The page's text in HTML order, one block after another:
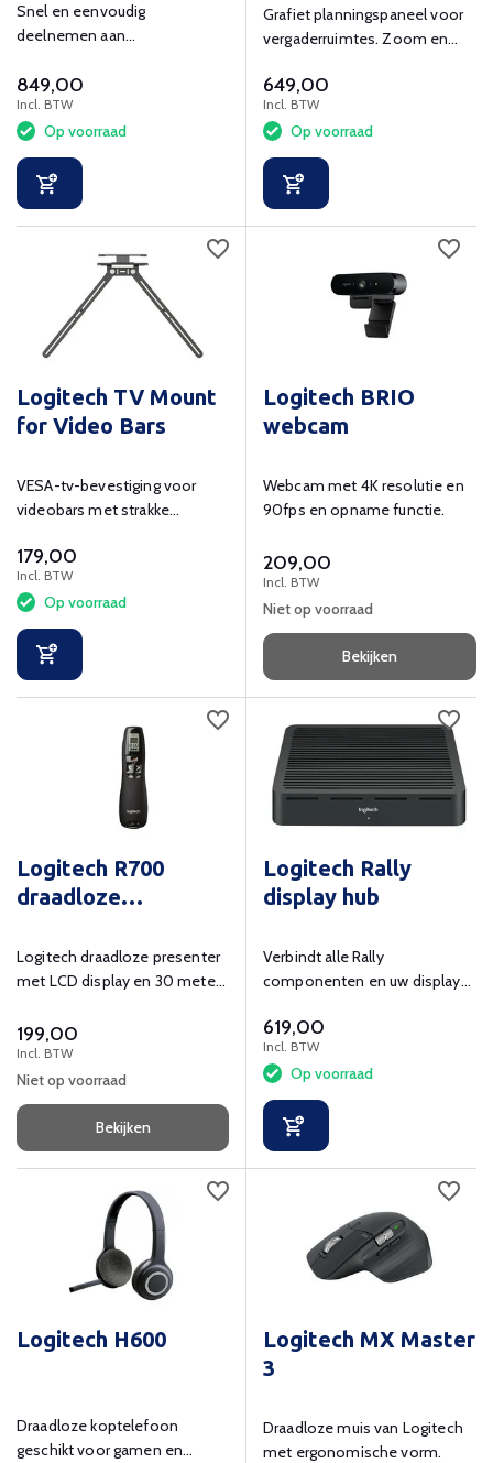
Snel en eenvoudig
deelnemen aan
content draadloos of via HDMI
delen.
849,00
Incl. BTW
Op voorraad
Grafiet planningspaneel voor
vergaderruimtes. Zoom en
gecertificeerd.
649,00
Incl. BTW
Op voorraad
Logitech TV Mount
for Video Bars
VESA-tv-bevestiging voor
videobars met strakke
179,00
Incl. BTW
Op voorraad
Logitech BRIO
webcam
Webcam met 4K resolutie en
90fps en opname functie.
209,00
Incl. BTW
Niet op voorraad
Bekijken
Logitech R700
draadloze
Logitech draadloze presenter
met LCD display en 30 meter
199,00
Incl. BTW
Niet op voorraad
Bekijken
Logitech Rally
display hub
Verbindt alle Rally
componenten en uw display
kabels netjes weg.
619,00
Incl. BTW
Op voorraad
Logitech H600
Draadloze koptelefoon
geschikt voor gamen en
Logitech MX Master
3
Draadloze muis van Logitech
met ergonomische vorm.